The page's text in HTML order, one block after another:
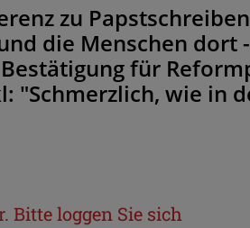
zu
die Menschen dort
für
"Schmerzlich, wie in
Bitte loggen Sie sich